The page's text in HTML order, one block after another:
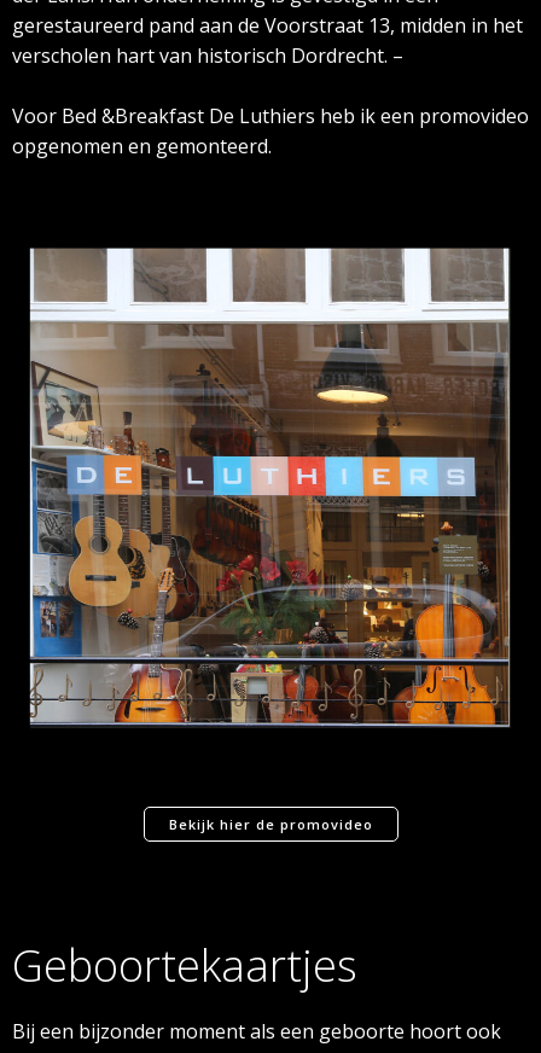
gerestaureerd pand aan de Voorstraat 13, midden in het
verscholen hart van historisch Dordrecht. –
Voor Bed &Breakfast De Luthiers heb ik een promovideo
opgenomen en gemonteerd.
Bekijk hier de promovideo
Geboortekaartjes
Bij een bijzonder moment als een geboorte hoort ook